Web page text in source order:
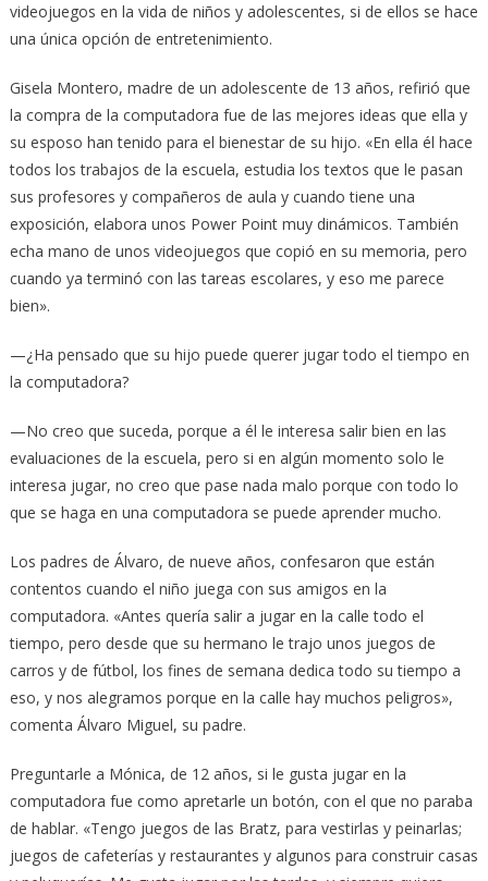
videojuegos en la vida de niños y adolescentes, si de ellos se hace
una única opción de entretenimiento.
Gisela Montero, madre de un adolescente de 13 años, refirió que
la compra de la computadora fue de las mejores ideas que ella y
su esposo han tenido para el bienestar de su hijo. «En ella él hace
todos los trabajos de la escuela, estudia los textos que le pasan
sus profesores y compañeros de aula y cuando tiene una
exposición, elabora unos Power Point muy dinámicos. También
echa mano de unos videojuegos que copió en su memoria, pero
cuando ya terminó con las tareas escolares, y eso me parece
bien».
—¿Ha pensado que su hijo puede querer jugar todo el tiempo en
la computadora?
—No creo que suceda, porque a él le interesa salir bien en las
evaluaciones de la escuela, pero si en algún momento solo le
interesa jugar, no creo que pase nada malo porque con todo lo
que se haga en una computadora se puede aprender mucho.
Los padres de Álvaro, de nueve años, confesaron que están
contentos cuando el niño juega con sus amigos en la
computadora. «Antes quería salir a jugar en la calle todo el
tiempo, pero desde que su hermano le trajo unos juegos de
carros y de fútbol, los fines de semana dedica todo su tiempo a
eso, y nos alegramos porque en la calle hay muchos peligros»,
comenta Álvaro Miguel, su padre.
Preguntarle a Mónica, de 12 años, si le gusta jugar en la
computadora fue como apretarle un botón, con el que no paraba
de hablar. «Tengo juegos de las Bratz, para vestirlas y peinarlas;
juegos de cafeterías y restaurantes y algunos para construir casas